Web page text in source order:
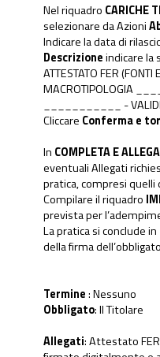
Nel riquadro CARICHE
selezionare da Azioni
Indicare la data di
Descrizioneindicare la
ATTESTATO FER
MACROTIPOLOGIA
___________ -
Cliccare Conferma e
In COMPLETA E ALLEGA
eventuali Allegati
pratica, compresi
Compilare il riquadro
prevista per
La pratica si conclude in
della firma
Termine: Nessuno
Obbligato: Il Titolare
Allegati: Attestato